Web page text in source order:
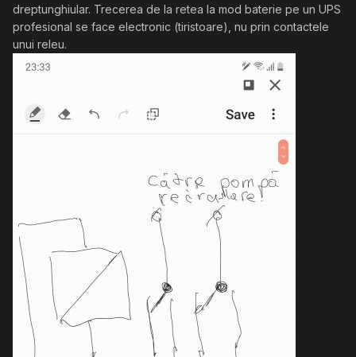
dreptunghiular. Trecerea de la retea la mod baterie pe un UPS
profesional se face electronic (tiristoare), nu prin contactele
unui releu.